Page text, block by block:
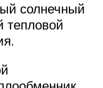
солнечный
тепловой